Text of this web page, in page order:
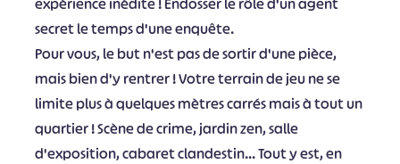
secret le temps d'une enquête.
Pour vous, le but n'est pas de sortir d'une pièce,
mais bien d'y rentrer ! Votre terrain de jeu ne se
limite plus à quelques mètres carrés mais à tout un
quartier ! Scène de crime, jardin zen, salle
d'exposition, cabaret clandestin... Tout y est, en